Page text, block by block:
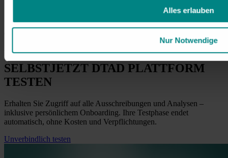
Alles erlauben
Nur Notwendige
Über das vorgegebene System reichen Sie Ihr Angebot rechtzeitig
ÜBERZEUGEN SIE SICH
SELBSTJETZT DTAD PLATTFORM
TESTEN
Erhalten Sie Zugriff auf alle Ausschreibungen und Analysen –
inklusive persönlichem Onboarding. Ihre Testphase endet
automatisch, ohne Kosten und Verpflichtungen.
Unverbindlich testen